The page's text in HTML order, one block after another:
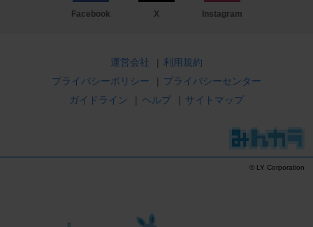
Facebook X Instagram
運営会社 | 利用規約
プライバシーポリシー
| プライバシーセンター
ガイドライン
| ヘルプ | サイトマップ
© LY Corporation